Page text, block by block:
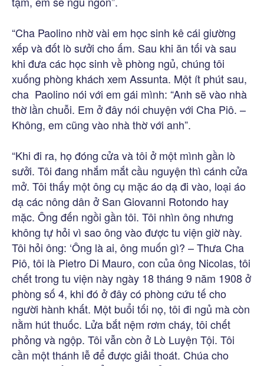
“Cha Paolino nhờ vài em học sinh kê cái giường
xếp và đốt lò sưởi cho ấm. Sau khi ăn tối và sau
khi đưa các học sinh về phòng ngủ, chúng tôi
xuống phòng khách xem Assunta. Một ít phút sau,
cha Paolino nói với em gái mình: “Anh sẽ vào nhà
thờ lần chuỗi. Em ở đây nói chuyện với Cha Piô. –
Không, em cũng vào nhà thờ với anh”.
“Khi đi ra, họ đóng cửa và tôi ở một mình gần lò
sưởi. Tôi đang nhắm mắt cầu nguyện thì cánh cửa
mở. Tôi thấy một ông cụ mặc áo dạ đi vào, loại áo
dạ các nông dân ở San Giovanni Rotondo hay
mặc. Ông đến ngồi gần tôi. Tôi nhìn ông nhưng
không tự hỏi vì sao ông vào được tu viện giờ này.
Tôi hỏi ông: ‘Ông là ai, ông muốn gì? – Thưa Cha
Piô, tôi là Pietro Di Mauro, con của ông Nicolas, tôi
chết trong tu viện này ngày 18 tháng 9 năm 1908 ở
phòng số 4, khi đó ở đây có phòng cứu tế cho
người hành khất. Một buổi tối nọ, tôi đi ngủ mà còn
nằm hút thuốc. Lửa bắt nệm rơm cháy, tôi chết
phỏng và ngộp. Tôi vẫn còn ở Lò Luyện Tội. Tôi
cần một thánh lễ để được giải thoát. Chúa cho